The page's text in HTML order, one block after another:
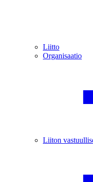
Liitto
Organisaatio
Liiton